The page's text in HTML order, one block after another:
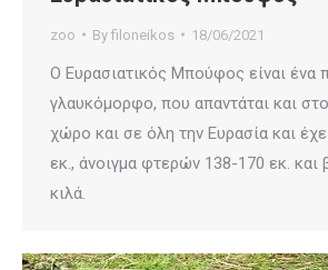
zoo By filoneikos 18/06/2021
Ο Ευρασιατικός Μπούφος είναι ένα
γλαυκόμορφο, που απαντάται και
χώρο και σε όλη την Ευρασία και
εκ., άνοιγμα φτερών 138-170 εκ. και
κιλά.